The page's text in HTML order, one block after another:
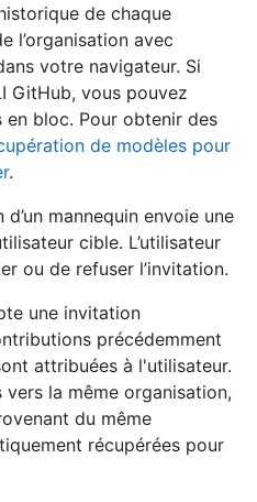
de chaque
l’organisation avec
votre navigateur. Si
GitHub, vous pouvez
en bloc. Pour obtenir des
de modèles pour
.
mannequin envoie une
cible. L’utilisateur
ou de refuser l’invitation.
une invitation
précédemment
attribuées à l'utilisateur.
la même organisation,
du même
récupérées pour